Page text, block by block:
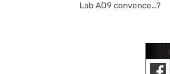
Lab AD9 convence…?